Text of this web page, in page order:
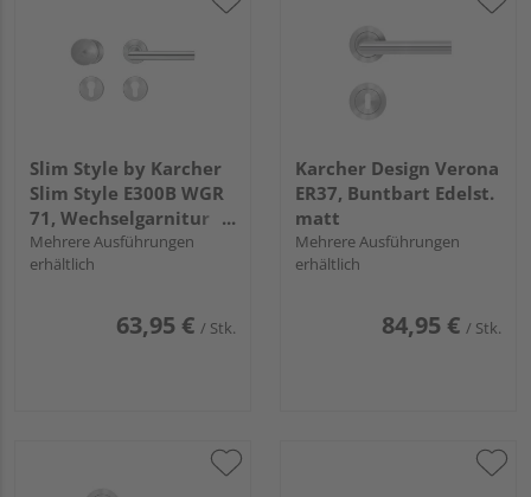
Slim Style by Karcher
Slim Style E300B WGR
71, Wechselgarnitur
rechts Edelst. matt
Mehrere Ausführungen
erhältlich
63,95 € / Stk.
Karcher Design Verona
ER37, Buntbart Edelst.
matt
Mehrere Ausführungen
erhältlich
84,95 € / Stk.